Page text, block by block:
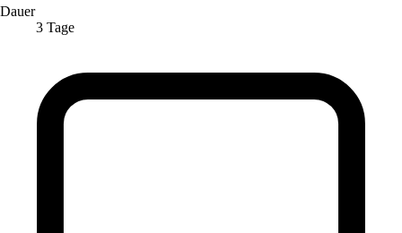
Dauer
3 Tage